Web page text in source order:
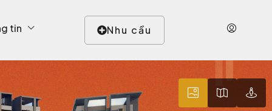
tin Nhu cầu